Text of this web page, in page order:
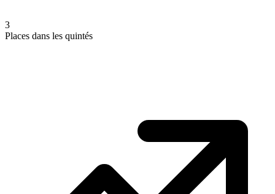
3
Places dans les quintés